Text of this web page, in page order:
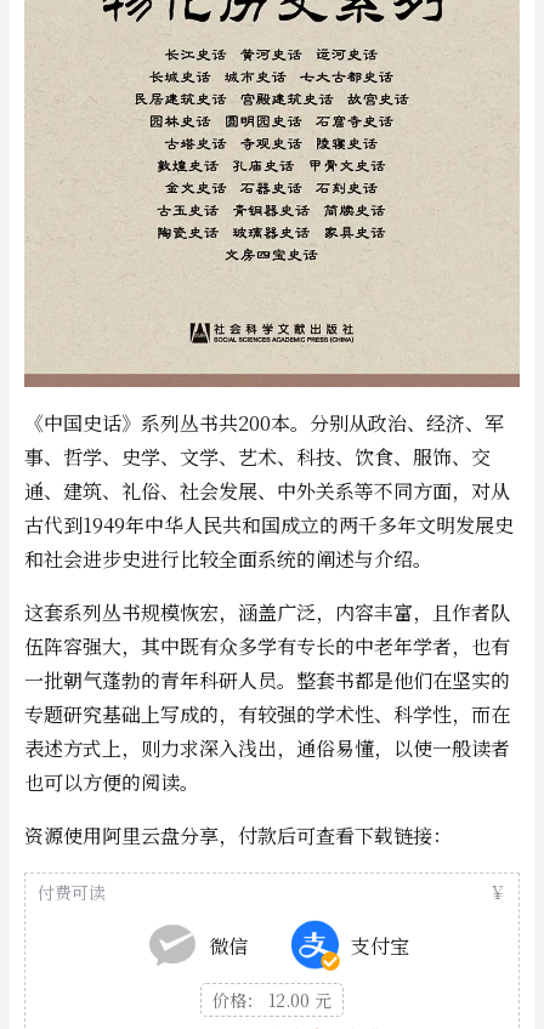
《中国史话》系列丛书共200本。分别从政治、经济、军
事、哲学、史学、文学、艺术、科技、饮食、服饰、交
通、建筑、礼俗、社会发展、中外关系等不同方面，对从
古代到1949年中华人民共和国成立的两千多年文明发展史
和社会进步史进行比较全面系统的阐述与介绍。
这套系列丛书规模恢宏，涵盖广泛，内容丰富，且作者队
伍阵容强大，其中既有众多学有专长的中老年学者，也有
一批朝气蓬勃的青年科研人员。整套书都是他们在坚实的
专题研究基础上写成的，有较强的学术性、科学性，而在
表述方式上，则力求深入浅出，通俗易懂，以使一般读者
也可以方便的阅读。
资源使用阿里云盘分享，付款后可查看下载链接：
微信 支付宝
价格： 12.00 元
付费可读 ￥